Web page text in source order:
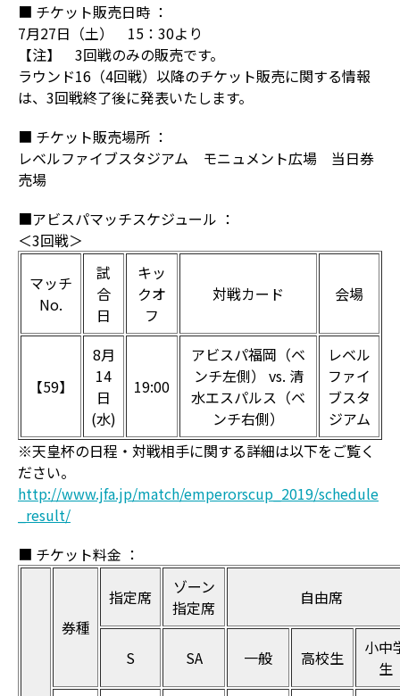
■ チケット販売日時 ：
7月27日（土） 15：30より
【注】 3回戦のみの販売です。
ラウンド16（4回戦）以降のチケット販売に関する情報
は、3回戦終了後に発表いたします。
■ チケット販売場所 ：
レベルファイブスタジアム モニュメント広場 当日券
売場
■アビスパマッチスケジュール ：
＜3回戦＞
マッチ
No.
試
合
日
キッ
クオ
フ
対戦カード 会場
【59】
8月
14
日
(水)
19:00
アビスパ福岡（ベ
ンチ左側） vs. 清
水エスパルス（ベ
ンチ右側）
レベル
ファイ
ブスタ
ジアム
※天皇杯の日程・対戦相手に関する詳細は以下をご覧く
ださい。
http://www.jfa.jp/match/emperorscup_2019/schedule
_result/
■ チケット料金 ：
券種
指定席
ゾーン
指定席
自由席
S SA 一般 高校生
小中
生